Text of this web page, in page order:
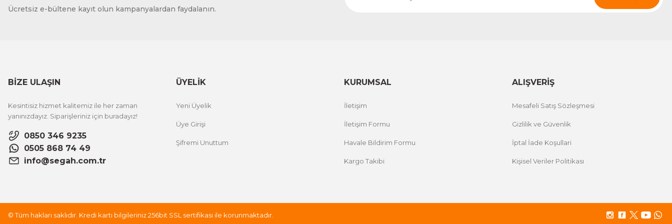
Ücretsiz e-bültene kayıt olun kampanyalardan faydalanın.
BİZE ULAŞIN
Kesintisiz hizmet kalitemiz ile her zaman
yanınızdayız. Siparişleriniz için buradayız!
0850 346 9235
0505 868 74 49
info@segah.com.tr
ÜYELİK
Yeni Üyelik
Üye Girişi
Şifremi Unuttum
KURUMSAL
İletişim
İletişim Formu
Havale Bildirim Formu
Kargo Takibi
ALIŞVERİŞ
Mesafeli Satış Sözleşmesi
Gizlilik ve Güvenlik
İptal İade Koşullari
Kişisel Veriler Politikası
© Tüm hakları saklıdır. Kredi kartı bilgileriniz 256bit SSL sertifikası ile korunmaktadır.